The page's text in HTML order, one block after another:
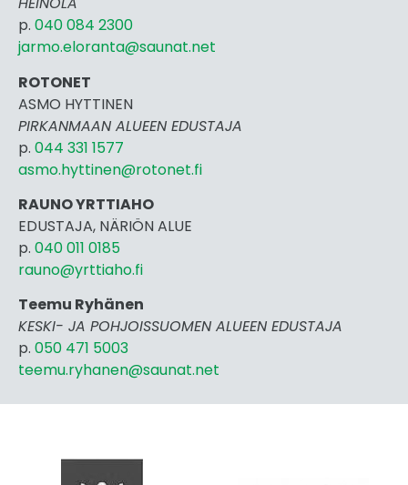
p. 040 084 2300
jarmo.eloranta@saunat.net
ROTONET
ASMO HYTTINEN
PIRKANMAAN ALUEEN EDUSTAJA
p. 044 331 1577
asmo.hyttinen@rotonet.fi
RAUNO YRTTIAHO
EDUSTAJA, NÄRIÖN ALUE
p. 040 011 0185
rauno@yrttiaho.fi
Teemu Ryhänen
KESKI- JA POHJOISSUOMEN ALUEEN EDUSTAJA
p. 050 471 5003
teemu.ryhanen@saunat.net